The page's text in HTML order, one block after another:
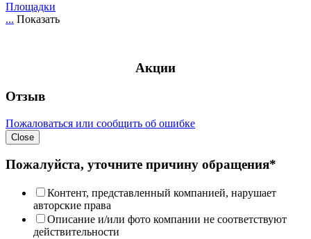
Площадки
... Показать
Акции
Отзыв
Пожаловаться или сообщить об ошибке
Close
Пожалуйста, уточните причину обращения*
Контент, представленный компанией, нарушает
авторские права
Описание и/или фото компании не соответствуют
действительности